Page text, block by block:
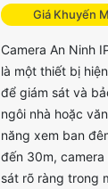
Giá Khuyến
Camera An Ninh
là một thiết bị
để giám sát và
ngôi nhà hoặc
năng xem ban
đến 30m,
sát rõ ràng trong